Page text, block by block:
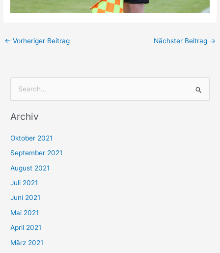
← Vorheriger Beitrag Nächster Beitrag →
c
n
n
a
c
h
:
Archiv
Oktober 2021
September 2021
August 2021
Juli 2021
Juni 2021
Mai 2021
April 2021
März 2021